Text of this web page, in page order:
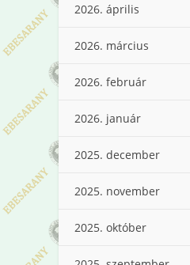
2026. április
2026. március
2026. február
2026. január
2025. december
2025. november
2025. október